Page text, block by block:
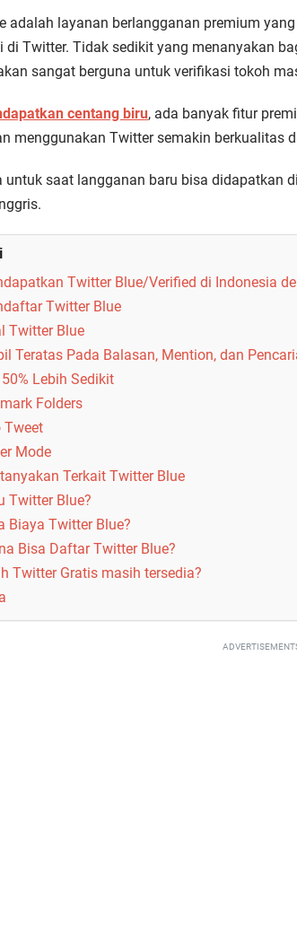
adalah layanan berlangganan premium
di Twitter. Tidak sedikit yang menanyakan
sangat berguna untuk verifikasi tokoh
centang biru, ada banyak fitur
menggunakan Twitter semakin berkualitas
untuk saat langganan baru bisa didapatkan
Twitter Blue/Verified di Indonesia
Twitter Blue
Twitter Blue
Teratas Pada Balasan, Mention, dan
Lebih Sedikit
Folders
Tweet
Mode
Terkait Twitter Blue
Twitter Blue?
Biaya Twitter Blue?
Bisa Daftar Twitter Blue?
Twitter Gratis masih tersedia?